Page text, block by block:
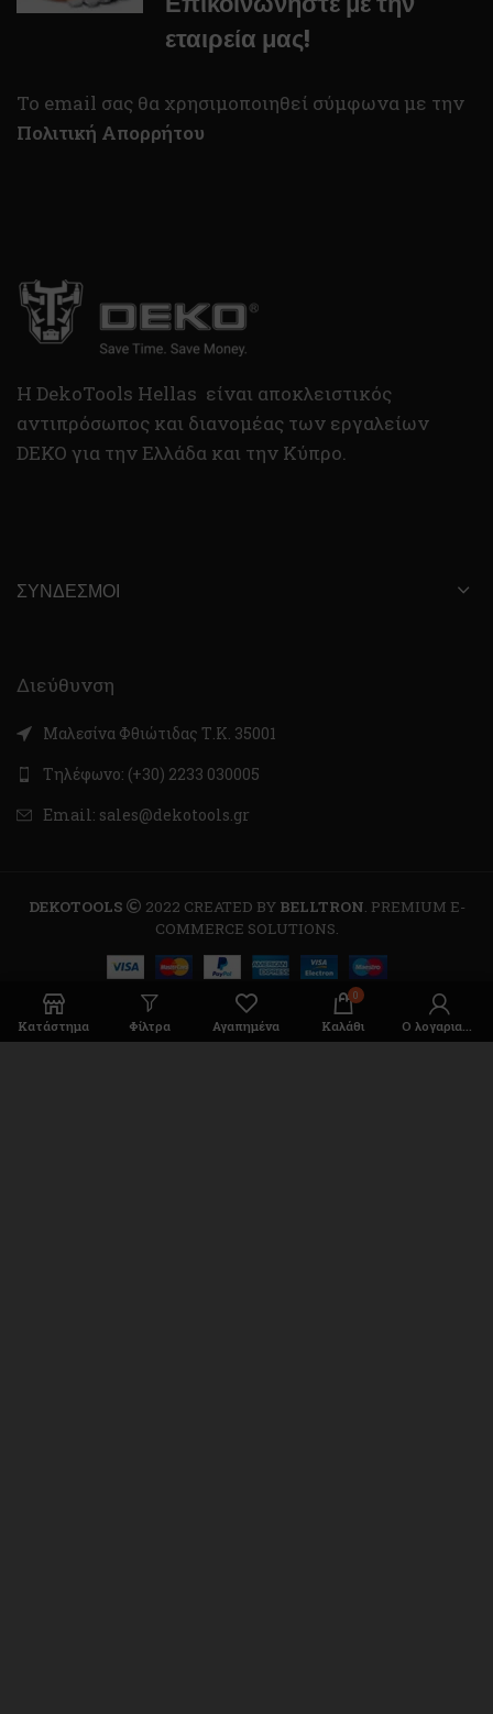
εταιρεία μας!
To email σας θα χρησιμοποιηθεί σύμφωνα με την
Πολιτική Απορρήτου
H DekoTools Hellas είναι αποκλειστικός
αντιπρόσωπος και διανομέας των εργαλείων
DEKO για την Ελλάδα και την Κύπρο.
ΣΎΝΔΕΣΜΟΙ
Διεύθυνση
Μαλεσίνα Φθιώτιδας Τ.Κ. 35001
Τηλέφωνο: (+30) 2233 030005
Email: sales@dekotools.gr
DEKOTOOLS 2022 CREATED BY BELLTRON . PREMIUM E-
COMMERCE SOLUTIONS.
Κατάστημα Φίλτρα Αγαπημένα
0
Καλάθι Ο λογαριασμός μου